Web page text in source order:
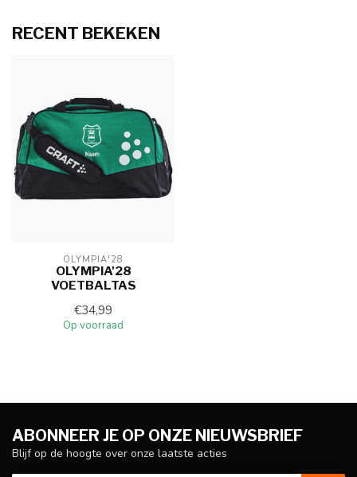
RECENT BEKEKEN
OLYMPIA'28
OLYMPIA'28
VOETBALTAS
€34,99
Op voorraad
ABONNEER JE OP ONZE NIEUWSBRIEF
Blijf op de hoogte over onze laatste acties